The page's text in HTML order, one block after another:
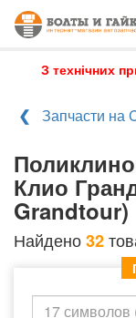
З технічних
Запчасти на
Клио
Grandtour)
Найдено32